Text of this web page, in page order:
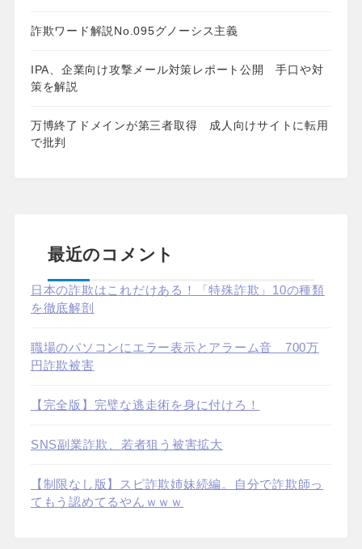
詐欺ワード解説No.095グノーシス主義
IPA、企業向け攻撃メール対策レポート公開 手口や対
策を解説
万博終了ドメインが第三者取得 成人向けサイトに転用
で批判
最近のコメント
日本の詐欺はこれだけある！「特殊詐欺」10の種類
を徹底解剖
職場のパソコンにエラー表示とアラーム音 700万
円詐欺被害
【完全版】完璧な逃走術を身に付けろ！
SNS副業詐欺、若者狙う被害拡大
【制限なし版】スピ詐欺姉妹続編。自分で詐欺師っ
てもう認めてるやんｗｗｗ